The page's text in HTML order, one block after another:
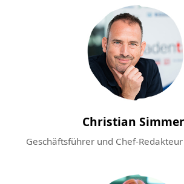
Christian
Geschäftsführer und Chef-